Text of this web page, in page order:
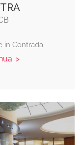
in Contrada
>